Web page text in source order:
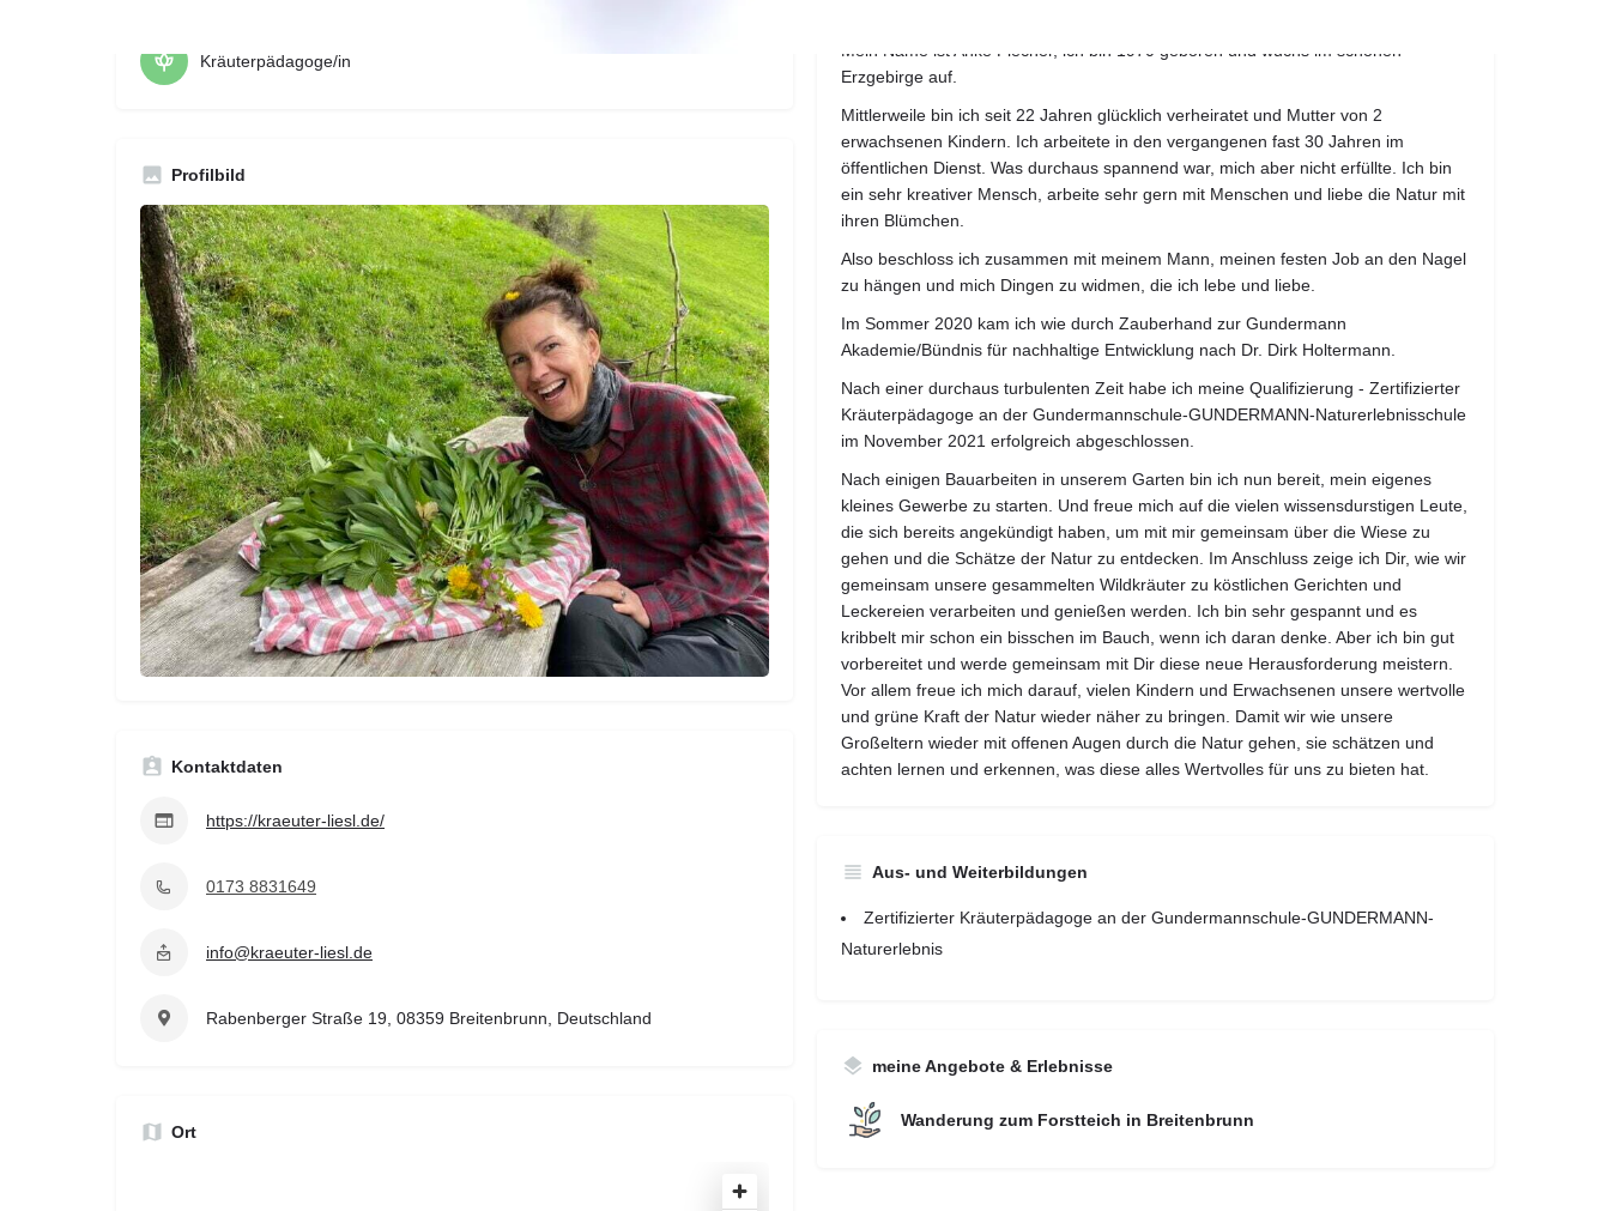
Kräuterpädagoge/in
Profilbild
Kontaktdaten
https://kraeuter-liesl.de/
0173 8831649
info@kraeuter-liesl.de
Rabenberger Straße 19, 08359 Breitenbrunn, Deutschland
Ort
Mein Name ist Anke Plecher, ich bin 1970 geboren und wuchs im schönen
Erzgebirge auf.
Mittlerweile bin ich seit 22 Jahren glücklich verheiratet und Mutter von 2
erwachsenen Kindern. Ich arbeitete in den vergangenen fast 30 Jahren im
öffentlichen Dienst. Was durchaus spannend war, mich aber nicht erfüllte. Ich bin
ein sehr kreativer Mensch, arbeite sehr gern mit Menschen und liebe die Natur mit
ihren Blümchen.
Also beschloss ich zusammen mit meinem Mann, meinen festen Job an den Nagel
zu hängen und mich Dingen zu widmen, die ich lebe und liebe.
Im Sommer 2020 kam ich wie durch Zauberhand zur Gundermann
Akademie/Bündnis für nachhaltige Entwicklung nach Dr. Dirk Holtermann.
Nach einer durchaus turbulenten Zeit habe ich meine Qualifizierung - Zertifizierter
Kräuterpädagoge an der Gundermannschule-GUNDERMANN-Naturerlebnisschule
im November 2021 erfolgreich abgeschlossen.
Nach einigen Bauarbeiten in unserem Garten bin ich nun bereit, mein eigenes
kleines Gewerbe zu starten. Und freue mich auf die vielen wissensdurstigen Leute,
die sich bereits angekündigt haben, um mit mir gemeinsam über die Wiese zu
gehen und die Schätze der Natur zu entdecken. Im Anschluss zeige ich Dir, wie wir
gemeinsam unsere gesammelten Wildkräuter zu köstlichen Gerichten und
Leckereien verarbeiten und genießen werden. Ich bin sehr gespannt und es
kribbelt mir schon ein bisschen im Bauch, wenn ich daran denke. Aber ich bin gut
vorbereitet und werde gemeinsam mit Dir diese neue Herausforderung meistern.
Vor allem freue ich mich darauf, vielen Kindern und Erwachsenen unsere wertvolle
und grüne Kraft der Natur wieder näher zu bringen. Damit wir wie unsere
Großeltern wieder mit offenen Augen durch die Natur gehen, sie schätzen und
achten lernen und erkennen, was diese alles Wertvolles für uns zu bieten hat.
Aus- und Weiterbildungen
Zertifizierter Kräuterpädagoge an der Gundermannschule-GUNDERMANN-
Naturerlebnis
meine Angebote & Erlebnisse
Wanderung zum Forstteich in Breitenbrunn